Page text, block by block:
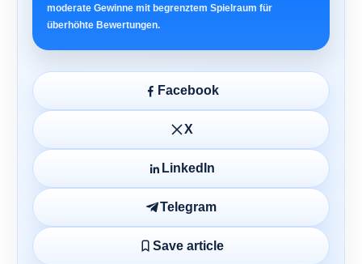
moderate Gewinne mit begrenztem Spielraum für
überhöhte Bewertungen.
Facebook
X
LinkedIn
Telegram
Save article